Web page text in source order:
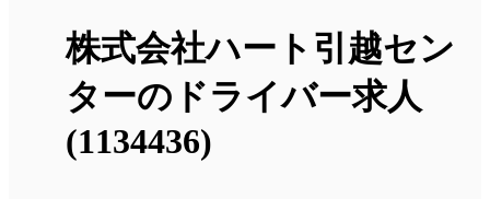
株式会社ハート引越セン
ターのドライバー求人
(1134436)